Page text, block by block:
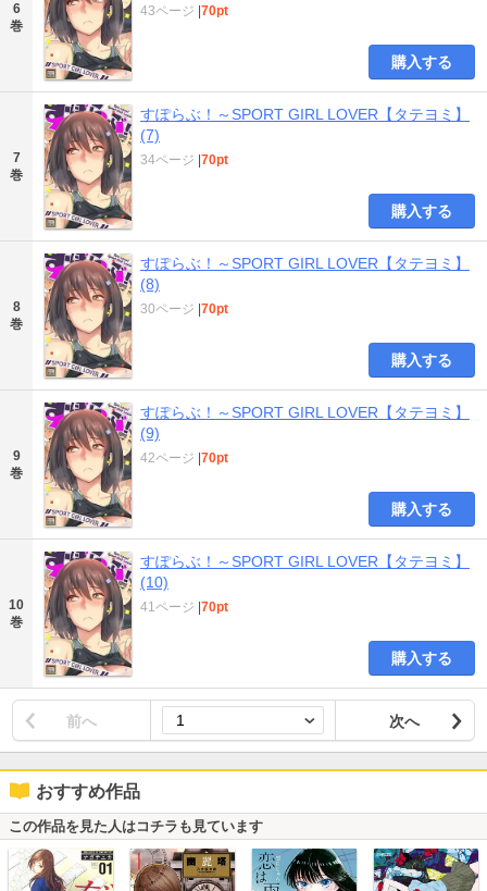
6
巻
43ページ 70pt
購入する
7
巻
すぽらぶ！～SPORT GIRL LOVER【タテヨミ】
(7)
34ページ 70pt
購入する
8
巻
すぽらぶ！～SPORT GIRL LOVER【タテヨミ】
(8)
30ページ 70pt
購入する
9
巻
すぽらぶ！～SPORT GIRL LOVER【タテヨミ】
(9)
42ページ 70pt
購入する
10
巻
すぽらぶ！～SPORT GIRL LOVER【タテヨミ】
(10)
41ページ 70pt
購入する
前へ 次へ
おすすめ作品
この作品を見た人はコチラも見ています